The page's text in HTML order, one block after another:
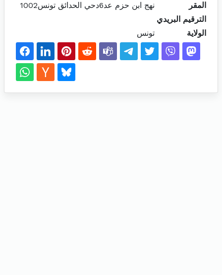
المقر
نهج ابن حزم عد6دحي الحدائق تونس1002
الترقيم البريدي
الولاية
تونس